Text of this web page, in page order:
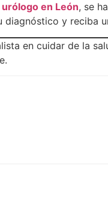
urólogo en León, se
y reciba
en cuidar de la